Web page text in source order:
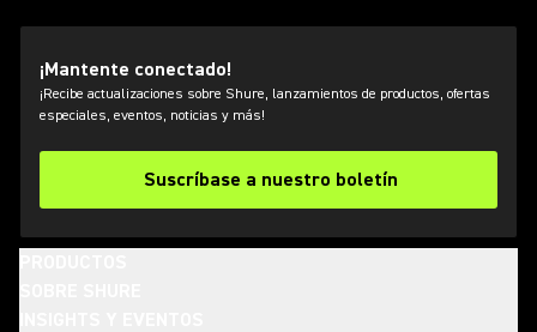
¡Mantente conectado!
¡Recibe actualizaciones sobre Shure, lanzamientos de productos, ofertas
especiales, eventos, noticias y más!
Suscríbase a nuestro boletín